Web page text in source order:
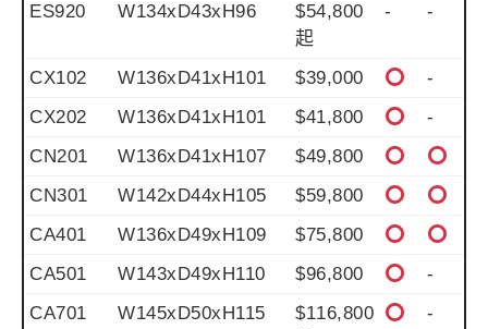
ES920 W134xD43xH96
$54,800
起
- -
CX102 W136xD41xH101 $39,000
-
CX202
W136xD41xH101 $41,800
-
CN201
W136xD41xH107
$49,800
CN301
W142xD44xH105
$59,800
CA401
W136xD49xH109
$75,800
CA501
W143xD49xH110 $96,800
-
CA701
W145xD50xH115
$116,800
-